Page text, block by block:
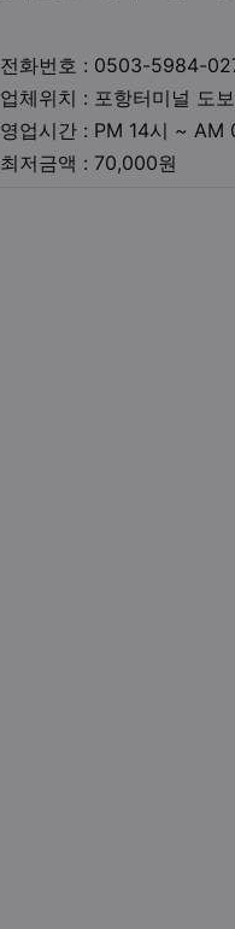
전화번호 : 0503-5984-
업체위치 : 포항터미널 도
영업시간 : PM 14시 ~ AM
최저금액 : 70,000원